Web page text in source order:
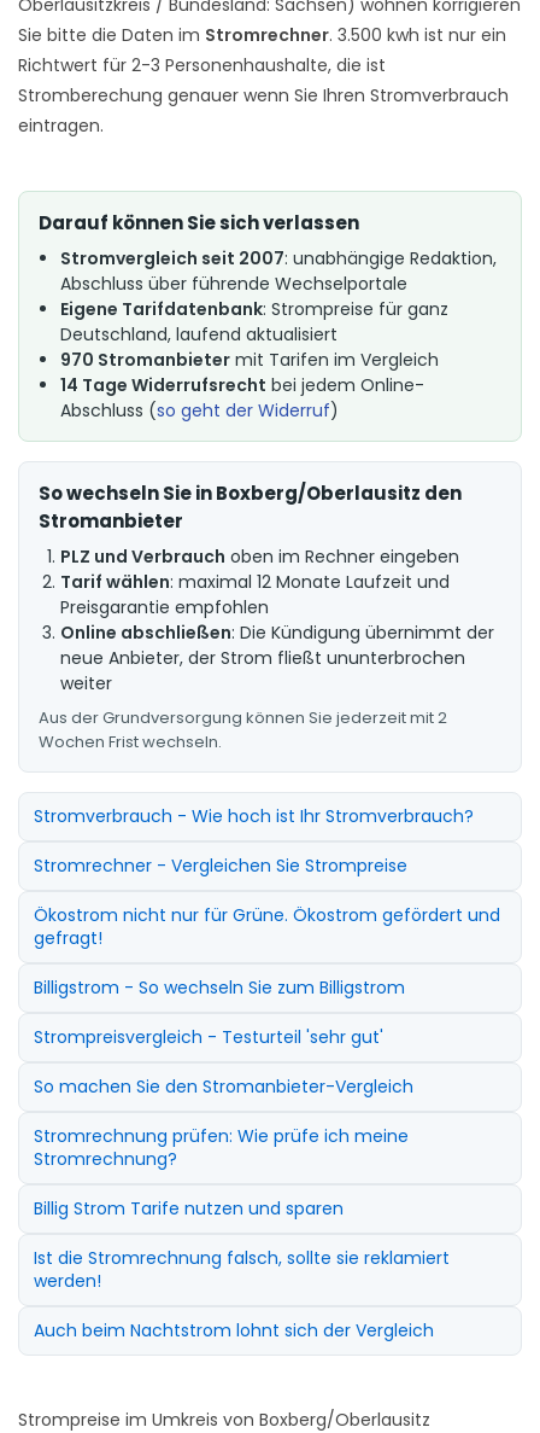
Sie bitte die Daten im Stromrechner. 3.500 kwh ist nur ein
Richtwert für 2-3 Personenhaushalte, die ist
Stromberechung genauer wenn Sie Ihren Stromverbrauch
eintragen.
Darauf können Sie sich verlassen
Stromvergleich seit 2007: unabhängige Redaktion,
Abschluss über führende Wechselportale
Eigene Tarifdatenbank: Strompreise für ganz
Deutschland, laufend aktualisiert
970 Stromanbieter mit Tarifen im Vergleich
14 Tage Widerrufsrecht bei jedem Online-
Abschluss (so geht der Widerruf)
So wechseln Sie in Boxberg/Oberlausitz den
Stromanbieter
PLZ und Verbrauch oben im Rechner eingeben
Tarif wählen: maximal 12 Monate Laufzeit und
Preisgarantie empfohlen
Online abschließen: Die Kündigung übernimmt der
neue Anbieter, der Strom fließt ununterbrochen
weiter
Aus der Grundversorgung können Sie jederzeit mit 2
Wochen Frist wechseln.
Stromverbrauch - Wie hoch ist Ihr Stromverbrauch?
Stromrechner - Vergleichen Sie Strompreise
Ökostrom nicht nur für Grüne. Ökostrom gefördert und
gefragt!
Billigstrom - So wechseln Sie zum Billigstrom
Strompreisvergleich - Testurteil 'sehr gut'
So machen Sie den Stromanbieter-Vergleich
Stromrechnung prüfen: Wie prüfe ich meine
Stromrechnung?
Billig Strom Tarife nutzen und sparen
Ist die Stromrechnung falsch, sollte sie reklamiert
werden!
Auch beim Nachtstrom lohnt sich der Vergleich
Strompreise im Umkreis von Boxberg/Oberlausitz